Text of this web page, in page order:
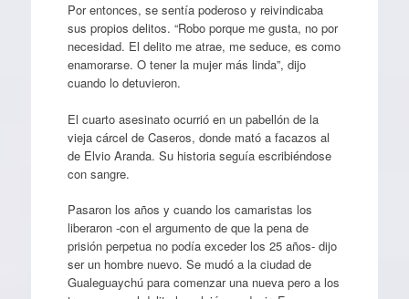
Por entonces, se sentía poderoso y reivindicaba
sus propios delitos. “Robo porque me gusta, no por
necesidad. El delito me atrae, me seduce, es como
enamorarse. O tener la mujer más linda”, dijo
cuando lo detuvieron.
El cuarto asesinato ocurrió en un pabellón de la
vieja cárcel de Caseros, donde mató a facazos al
de Elvio Aranda. Su historia seguía escribiéndose
con sangre.
Pasaron los años y cuando los camaristas los
liberaron -con el argumento de que la pena de
prisión perpetua no podía exceder los 25 años- dijo
ser un hombre nuevo. Se mudó a la ciudad de
Gualeguaychú para comenzar una nueva pero a los